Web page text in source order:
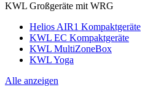
KWL Großgeräte mit WRG
Helios AIR1 Kompaktgeräte
KWL EC Kompaktgeräte
KWL MultiZoneBox
KWL Yoga
Alle anzeigen